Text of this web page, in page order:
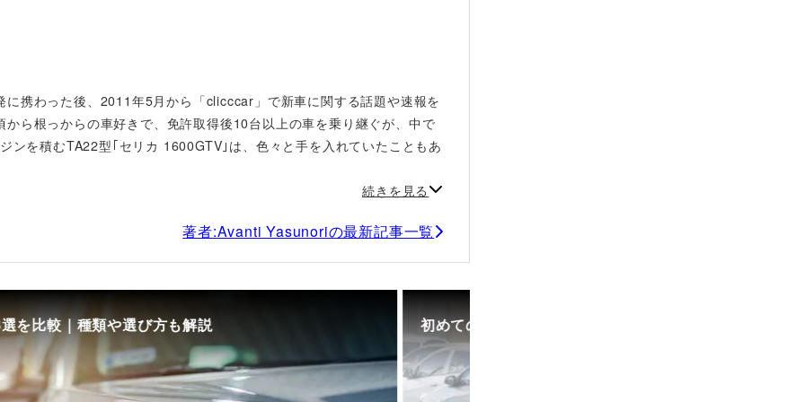
携わった後、2011年5月から「clicccar」で新車に関する話題や速報を
ら根っからの車好きで、免許取得後10台以上の車を乗り継ぐが、中で
ンを積むTA22型｢セリカ 1600GTV｣は、色々と手を入れていたこともあ
続きを見る
著者:Avanti Yasunoriの最新記事一覧
を比較｜種類や選び方も解説 初めての中古車選び、購入時の流れや必要な書類などに